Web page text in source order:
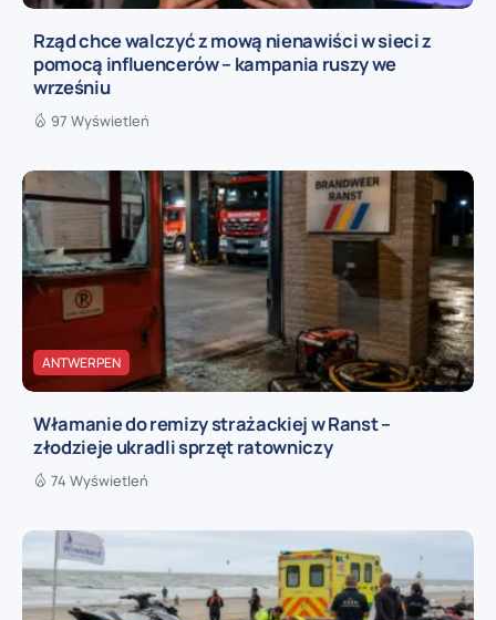
Rząd chce walczyć z mową nienawiści w sieci z
pomocą influencerów – kampania ruszy we
wrześniu
97 Wyświetleń
ANTWERPEN
Włamanie do remizy strażackiej w Ranst –
złodzieje ukradli sprzęt ratowniczy
74 Wyświetleń